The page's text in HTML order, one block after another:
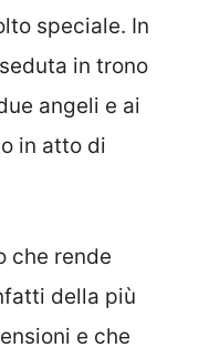
speciale. In
in trono
angeli e ai
in atto di
che rende
della più
e che